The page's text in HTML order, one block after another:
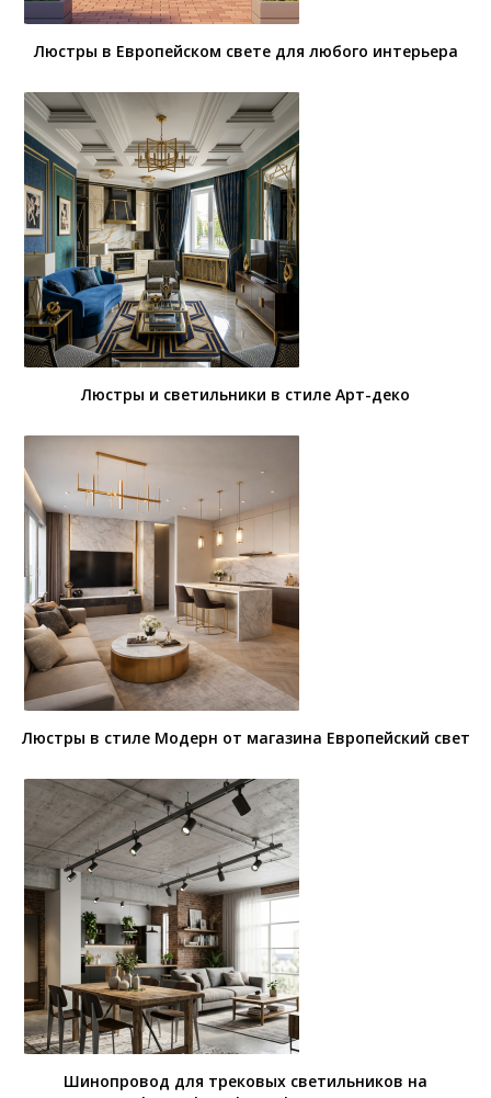
Люстры в Европейском свете для любого интерьера
Люстры и светильники в стиле Арт-деко
Люстры в стиле Модерн от магазина Европейский свет
Шинопровод для трековых светильников на